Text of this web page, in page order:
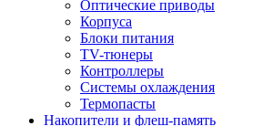
Оптические приводы
Корпуса
Блоки питания
TV-тюнеры
Контроллеры
Системы охлаждения
Термопасты
Накопители и флеш-память